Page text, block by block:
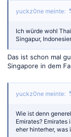
yuckz0ne meinte:
Ich würde wohl
Singapur,
Das ist schon mal
Singapore in dem
yuckz0ne meinte:
Wie ist denn
Emirates?
eher hinterher, was